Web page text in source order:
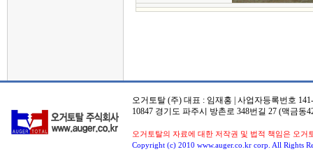
오거토탈 (주) 대표 : 임재홍 | 사업자등록번호
10847 경기도 파주시 방촌로 348번길 27 (맥금동
오거토탈의 자료에 대한 저작권 및 법적 책임은 오
Copyright (c) 2010 www.auger.co.kr corp. All Rights